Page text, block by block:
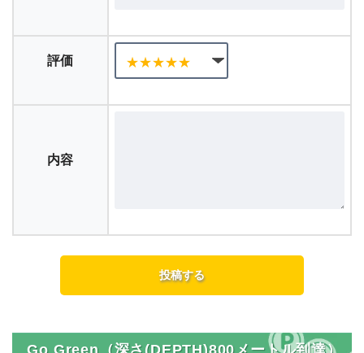
評価
内容
Go Green（深さ(DEPTH)800メートル到達）